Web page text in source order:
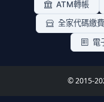
ATM轉帳
全家代碼繳費
電
© 2015-